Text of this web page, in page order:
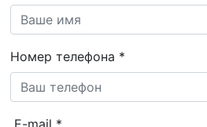
Номер телефона *